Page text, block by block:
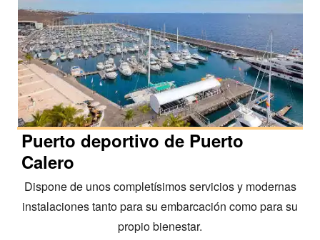
Puerto deportivo de Puerto
Calero
Dispone de unos completísimos servicios y modernas
instalaciones tanto para su embarcación como para su
propio bienestar.